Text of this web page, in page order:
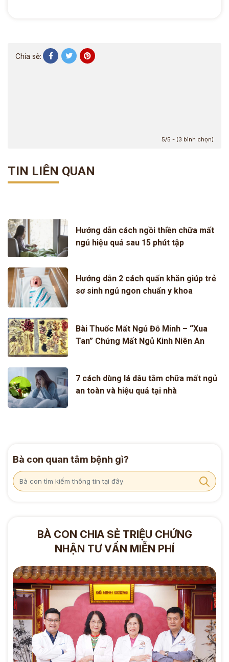
Chia sẻ:
5/5 - (3 bình chọn)
TIN LIÊN QUAN
Hướng dẫn cách ngồi thiền chữa mất
ngủ hiệu quả sau 15 phút tập
Hướng dẫn 2 cách quấn khăn giúp trẻ
sơ sinh ngủ ngon chuẩn y khoa
Bài Thuốc Mất Ngủ Đỗ Minh – “Xua
Tan” Chứng Mất Ngủ Kinh Niên An
7 cách dùng lá dâu tằm chữa mất ngủ
an toàn và hiệu quả tại nhà
Bà con quan tâm bệnh gì?
BÀ CON CHIA SẺ TRIỆU CHỨNG
NHẬN TƯ VẤN MIỄN PHÍ